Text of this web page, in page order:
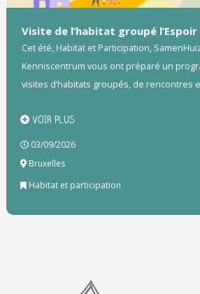
Visite de l’habitat groupé l’Espoir
Cet été, Habitat et Participation,
Kenniscentrum vous ont préparé un
visites d’habitats groupés, de rencontres
VOIR PLUS
03/09/2026
Bruxelles
Habitat et participation